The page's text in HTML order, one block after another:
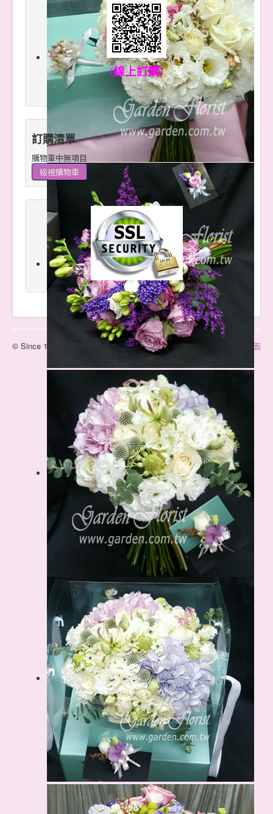
(線上訂購)
訂購清單
購物車中無項目
回到上面
© Since 1995 庭園精緻花坊